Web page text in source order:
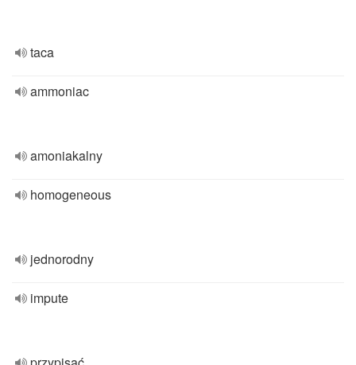
taca
ammoniac
amoniakalny
homogeneous
jednorodny
impute